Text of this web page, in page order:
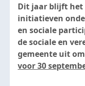
Dit jaar blijft het
initiatieven
en sociale
de sociale en
gemeente uit
voor 30